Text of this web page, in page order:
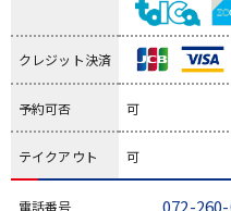
クレジット決済
予約可否 可
テイクアウト 可
電話番号 072-